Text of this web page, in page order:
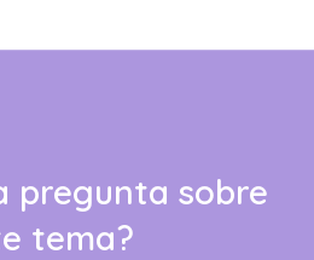
pregunta sobre
tema?